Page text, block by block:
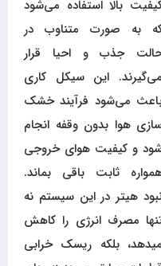
بالا استفاده می‌شود
به صورت متناوب در
جذب و احیا قرار
می‌گیرند. این سیکل کاری
می‌شود فرآیند خشک
هوا بدون وقفه انجام
و کیفیت هوای خروجی
ثابت باقی بماند.
هیتر در این سیستم نه
مصرف انرژی را کاهش
میدهد، بلکه ریسک خرابی